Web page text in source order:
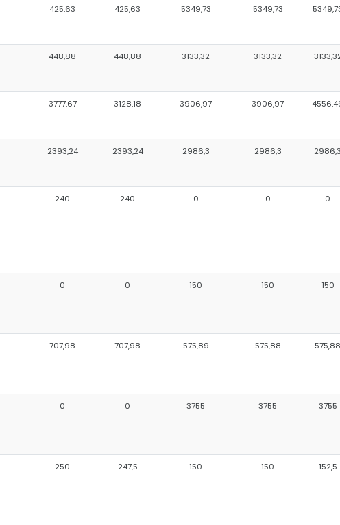
425,63 425,63 5349,73 5349,73
448,88 448,88 3133,32 3133,32
3777,67 3128,18 3906,97 3906,97
2393,24 2393,24 2986,3 2986,3
240 240 0 0 0
0 0 150 150 150
707,98 707,98 575,89 575,88 575,88
0 0 3755 3755 3755
250 247,5 150 150 152,5